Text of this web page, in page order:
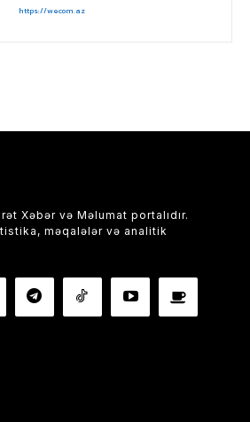
https://wecom.az
Xəbər və Məlumat portalıdır.
məqalələr və analitik